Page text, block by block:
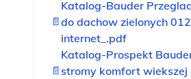
📄
Katalog-Bauder
do dachow zielonych
internet_.pdf
📄
Katalog-Prospekt
stromy komfort wiekszej